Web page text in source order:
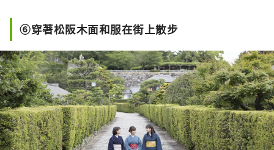
⑥穿著松阪木面和服在街上散步